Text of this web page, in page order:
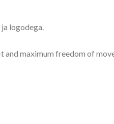
logodega.
maximum freedom of